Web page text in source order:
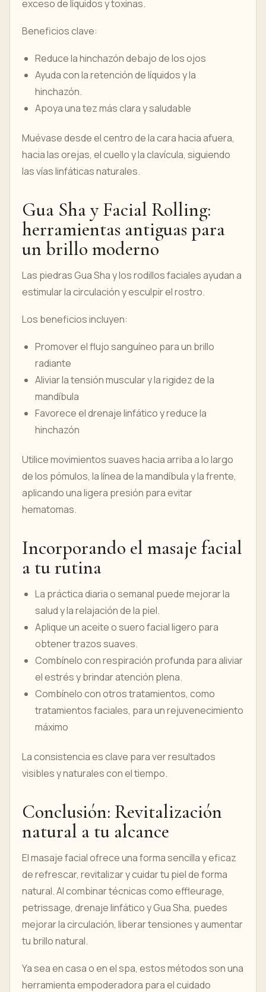
exceso de líquidos y toxinas.
Beneficios clave:
Reduce la hinchazón debajo de los ojos
Ayuda con la retención de líquidos y la
hinchazón.
Apoya una tez más clara y saludable
Muévase desde el centro de la cara hacia afuera,
hacia las orejas, el cuello y la clavícula, siguiendo
las vías linfáticas naturales.
Gua Sha y Facial Rolling:
herramientas antiguas para
un brillo moderno
Las piedras Gua Sha y los rodillos faciales ayudan a
estimular la circulación y esculpir el rostro.
Los beneficios incluyen:
Promover el flujo sanguíneo para un brillo
radiante
Aliviar la tensión muscular y la rigidez de la
mandíbula
Favorece el drenaje linfático y reduce la
hinchazón
Utilice movimientos suaves hacia arriba a lo largo
de los pómulos, la línea de la mandíbula y la frente,
aplicando una ligera presión para evitar
hematomas.
Incorporando el masaje facial
a tu rutina
La práctica diaria o semanal puede mejorar la
salud y la relajación de la piel.
Aplique un aceite o suero facial ligero para
obtener trazos suaves.
Combínelo con respiración profunda para aliviar
el estrés y brindar atención plena.
Combínelo con otros tratamientos, como
tratamientos faciales, para un rejuvenecimiento
máximo
La consistencia es clave para ver resultados
visibles y naturales con el tiempo.
Conclusión: Revitalización
natural a tu alcance
El masaje facial ofrece una forma sencilla y eficaz
de refrescar, revitalizar y cuidar tu piel de forma
natural. Al combinar técnicas como effleurage,
petrissage, drenaje linfático y Gua Sha, puedes
mejorar la circulación, liberar tensiones y aumentar
tu brillo natural.
Ya sea en casa o en el spa, estos métodos son una
herramienta empoderadora para el cuidado